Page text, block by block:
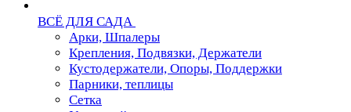
ВСЁ ДЛЯ САДА
Арки, Шпалеры
Крепления, Подвязки, Держатели
Кустодержатели, Опоры, Поддержки
Парники, теплицы
Сетка